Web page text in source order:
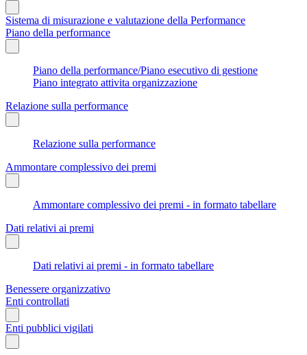
Sistema di misurazione e valutazione della Performance
Piano della performance
Piano della performance/Piano esecutivo di gestione
Piano integrato attivita organizzazione
Relazione sulla performance
Relazione sulla performance
Ammontare complessivo dei premi
Ammontare complessivo dei premi - in formato tabellare
Dati relativi ai premi
Dati relativi ai premi - in formato tabellare
Benessere organizzativo
Enti controllati
Enti pubblici vigilati